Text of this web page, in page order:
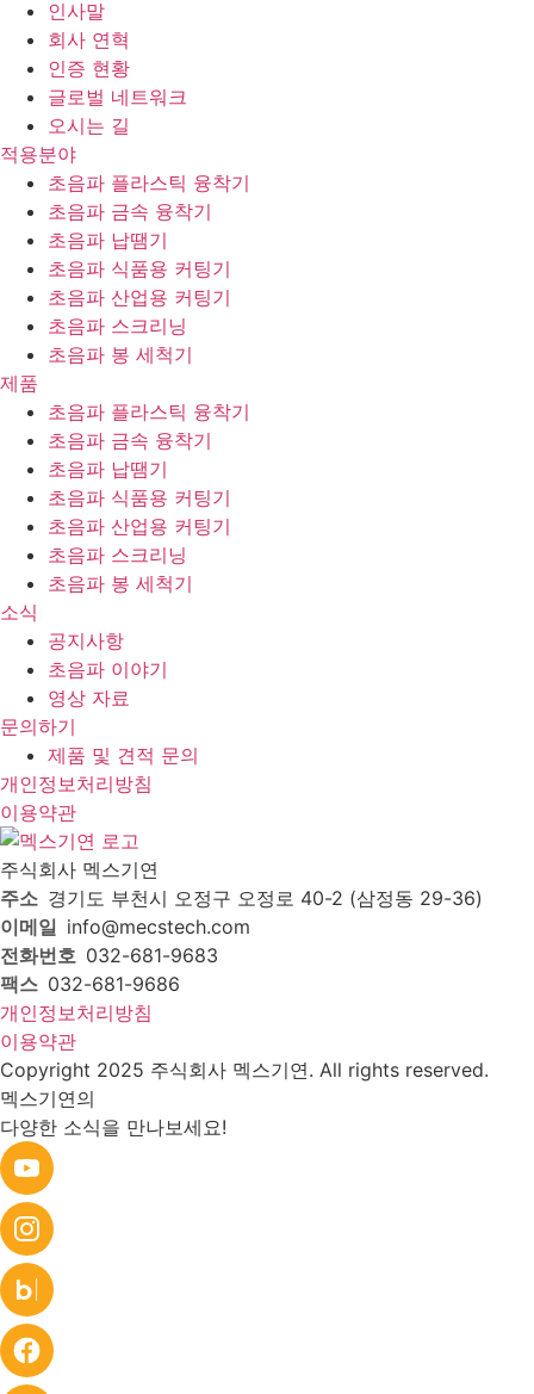
인사말
회사 연혁
인증 현황
글로벌 네트워크
오시는 길
적용분야
초음파 플라스틱 융착기
초음파 금속 융착기
초음파 납땜기
초음파 식품용 커팅기
초음파 산업용 커팅기
초음파 스크리닝
초음파 봉 세척기
제품
초음파 플라스틱 융착기
초음파 금속 융착기
초음파 납땜기
초음파 식품용 커팅기
초음파 산업용 커팅기
초음파 스크리닝
초음파 봉 세척기
소식
공지사항
초음파 이야기
영상 자료
문의하기
제품 및 견적 문의
개인정보처리방침
이용약관
주식회사 멕스기연
주소 경기도 부천시 오정구 오정로 40-2 (삼정동 29-36)
이메일 info@mecstech.com
전화번호 032-681-9683
팩스 032-681-9686
개인정보처리방침
이용약관
Copyright 2025 주식회사 멕스기연. All rights reserved.
멕스기연의
다양한 소식을 만나보세요!